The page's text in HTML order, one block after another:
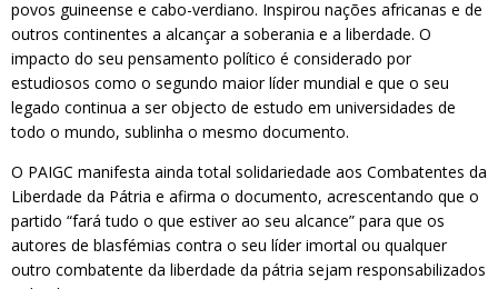
povos guineense e cabo-verdiano. Inspirou nações africanas e de
outros continentes a alcançar a soberania e a liberdade. O
impacto do seu pensamento político é considerado por
estudiosos como o segundo maior líder mundial e que o seu
legado continua a ser objecto de estudo em universidades de
todo o mundo, sublinha o mesmo documento.
O PAIGC manifesta ainda total solidariedade aos Combatentes da
Liberdade da Pátria e afirma o documento, acrescentando que o
partido “fará tudo o que estiver ao seu alcance” para que os
autores de blasfémias contra o seu líder imortal ou qualquer
outro combatente da liberdade da pátria sejam responsabilizados